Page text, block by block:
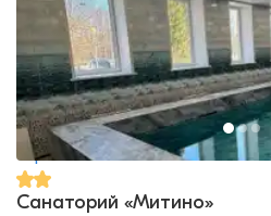
Торжок
Санаторий «Митино»